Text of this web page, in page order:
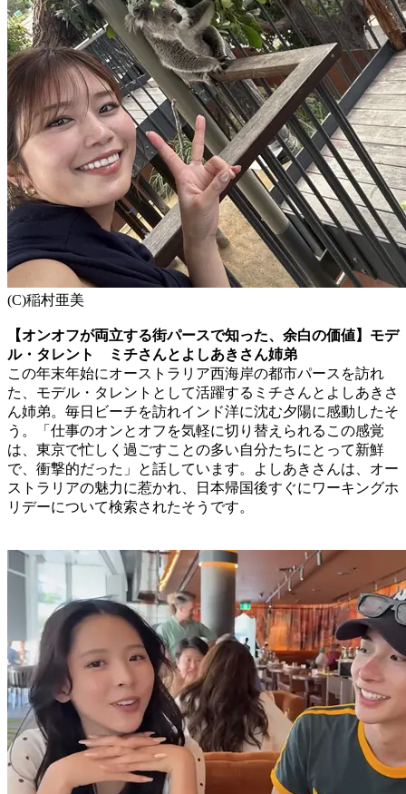
(C)稲村亜美
【オンオフが両立する街パースで知った、余白の価値】モデ
ル・タレント ミチさんとよしあきさん姉弟
この年末年始にオーストラリア西海岸の都市パースを訪れ
た、モデル・タレントとして活躍するミチさんとよしあきさ
ん姉弟。毎日ビーチを訪れインド洋に沈む夕陽に感動したそ
う。「仕事のオンとオフを気軽に切り替えられるこの感覚
は、東京で忙しく過ごすことの多い自分たちにとって新鮮
で、衝撃的だった」と話しています。よしあきさんは、オー
ストラリアの魅力に惹かれ、日本帰国後すぐにワーキングホ
リデーについて検索されたそうです。